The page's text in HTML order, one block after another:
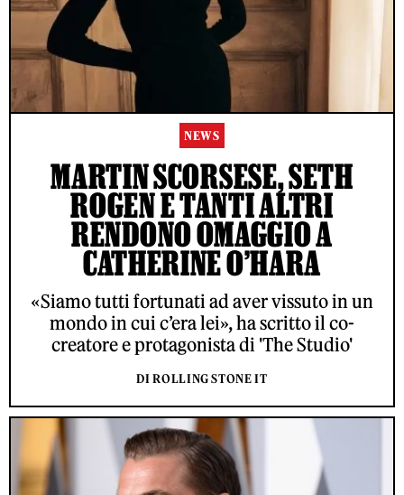
NEWS
MARTIN SCORSESE, SETH
ROGEN E TANTI ALTRI
RENDONO OMAGGIO A
CATHERINE O’HARA
«Siamo tutti fortunati ad aver vissuto in un
mondo in cui c’era lei», ha scritto il co-
creatore e protagonista di 'The Studio'
DI ROLLING STONE IT